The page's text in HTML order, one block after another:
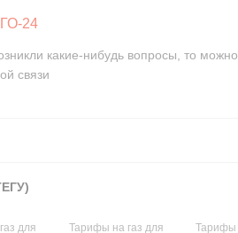
24
какие-нибудь вопросы, то
связи
для
Тарифы на газ для
Тарифы